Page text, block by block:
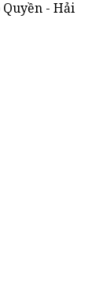
- Hải